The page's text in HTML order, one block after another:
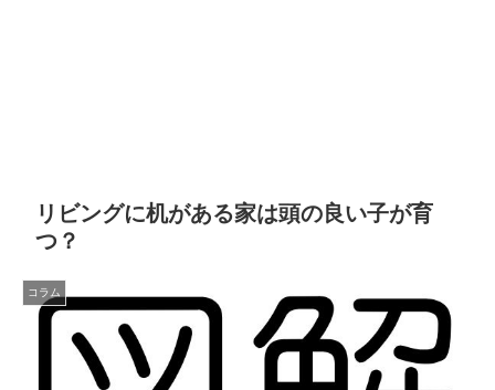
リビングに机がある家は頭の良い子が育
つ？
コラム